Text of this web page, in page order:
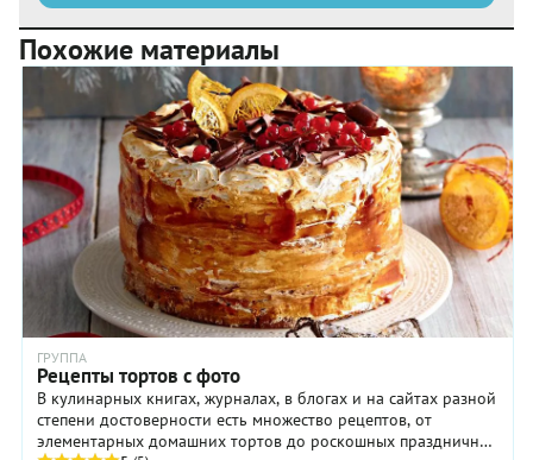
Похожие материалы
ГРУППА
Рецепты тортов с фото
В кулинарных книгах, журналах, в блогах и на сайтах разной
степени достоверности есть множество рецептов, от
элементарных домашних тортов до роскошных праздничных